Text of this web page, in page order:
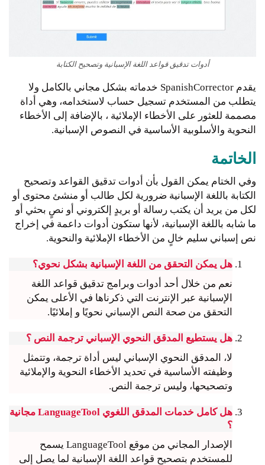
أدوات تدقيق قواعد اللغة الإسبانية وتصحيح الكتابة
يقدم SpanishCorrector خدماته بشكل مجاني بالكامل ولا
يتطلب من المستخدم تسجيل حساب لاستخدامه، وهي أداة
مصممة للعثور على الأخطاء الإملائية ، بالإضافة إلى الأخطاء
النحوية والأسلوبية الأساسية في النصوص الإسبانية.
الخاتمة
وفي الختام يمكن القول بأن أدوات تدقيق القواعد وتصحيح
الكتابة باللغة الإسبانية ضرورية لكل طالب أو منشئ محتوى أو
لكل من يريد أن يكتب رسالة أو بريدٍ إلكتروني أو نصٍ بحثي أو
ما شابه باللغة الإسبانية، لأنها ستكون أدوات داعمة في إخراج
نص إسباني سليم خالٍ من الأخطاء الإملائية والنحوية.
هل يمكن التحقق من اللغة الإسبانية بشكل نحوي؟
نعم من خلال أحد أدوات وبرامج تدقيق قواعد اللغة
الإسبانية عبر الإنترنت التي ذكرناها في الأعلى يمكن
التحقق من صحة النص الإسباني نحويًا و إملائيًا.
هل يستطيع المدقق النحوي الإسباني ترجمة النص ؟
لا، المدقق النحوي الإسباني ليس أداة ترجمة، وتتمثل
وظيفته الأساسية في تحديد الأخطاء النحوية والإملائية
وتصحيحها، وليس ترجمة النص.
هل كامل خدمات المدقق اللغوي LanguageTool مجانية
؟
الإصدار المجاني من موقع LanguageTool يسمح
للمستخدم بتصحيح قواعد اللغة الإٍسبانية لما يصل إلى